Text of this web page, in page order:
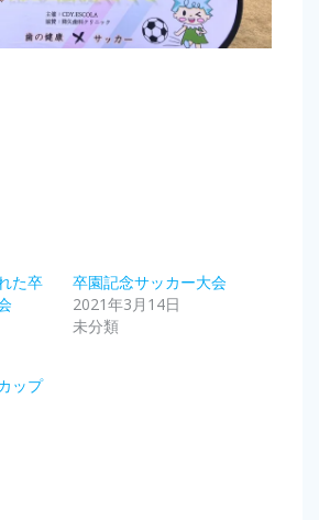
た卒
卒園記念サッカー大会
2021年3月14日
未分類
ップ